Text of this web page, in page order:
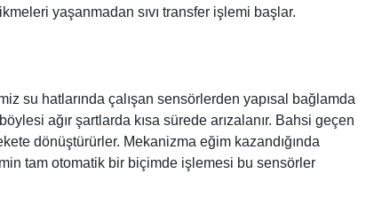
yaşanmadan sıvı transfer işlemi başlar.
su hatlarında çalışan sensörlerden yapısal bağlamda
ağır şartlarda kısa sürede arızalanır. Bahsi geçen
dönüştürürler. Mekanizma eğim kazandığında
tam otomatik bir biçimde işlemesi bu sensörler